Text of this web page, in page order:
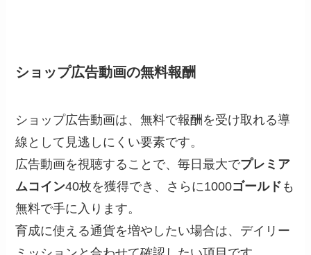
ショップ広告動画の無料報酬
ショップ広告動画は、無料で報酬を受け取れる導
線として見逃しにくい要素です。
広告動画を視聴することで、毎日最大でプレミア
ムコイン40枚を獲得でき、さらに1000ゴールド も
無料で手に入ります。
育成に使える通貨を増やしたい場合は、デイリー